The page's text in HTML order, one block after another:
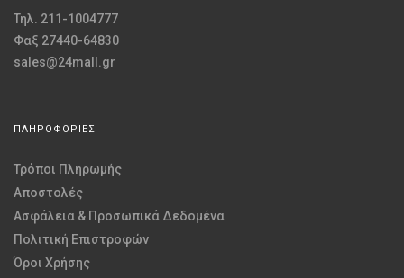
Τηλ. 211-1004777
Φαξ 27440-64830
sales@24mall.gr
ΠΛΗΡΟΦΟΡΙΕΣ
Τρόποι Πληρωμής
Αποστολές
Ασφάλεια & Προσωπικά Δεδομένα
Πολιτική Επιστροφών
Όροι Χρήσης